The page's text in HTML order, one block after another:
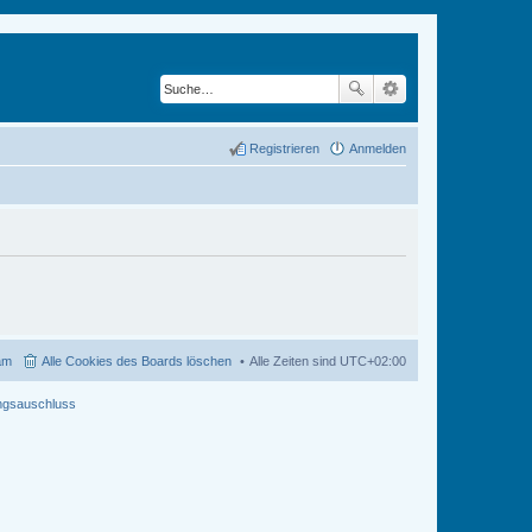
Anmelden
Registrieren
Alle Zeiten sind UTC+02:00
Alle Cookies des Boards löschen